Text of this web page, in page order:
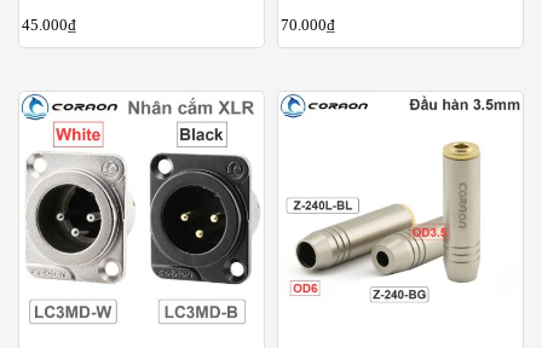
45.000₫ 70.000₫